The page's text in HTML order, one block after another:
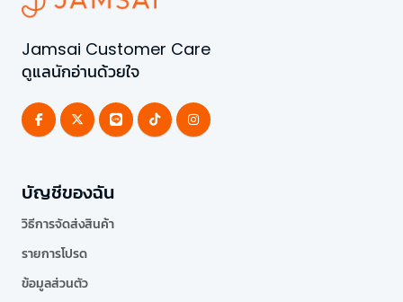
Jamsai Customer Care
ดูแลนักอ่านด้วยใจ
บัญชีของฉัน
วิธีการจัดส่งสินค้า
รายการโปรด
ข้อมูลส่วนตัว